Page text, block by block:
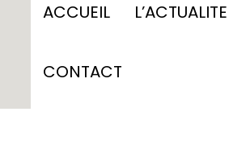
ACCUEIL L’ACTUALITE
CONTACT